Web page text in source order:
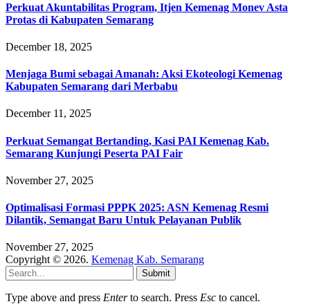
Perkuat Akuntabilitas Program, Itjen Kemenag Monev Asta
Protas di Kabupaten Semarang
December 18, 2025
Menjaga Bumi sebagai Amanah: Aksi Ekoteologi Kemenag
Kabupaten Semarang dari Merbabu
December 11, 2025
Perkuat Semangat Bertanding, Kasi PAI Kemenag Kab.
Semarang Kunjungi Peserta PAI Fair
November 27, 2025
Optimalisasi Formasi PPPK 2025: ASN Kemenag Resmi
Dilantik, Semangat Baru Untuk Pelayanan Publik
November 27, 2025
Copyright © 2026. Kemenag Kab. Semarang
Submit
Type above and press Enterto search. Press Esc to cancel.